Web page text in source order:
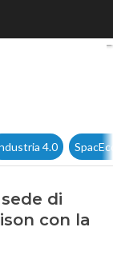
in visita alla
4.0
di
con la